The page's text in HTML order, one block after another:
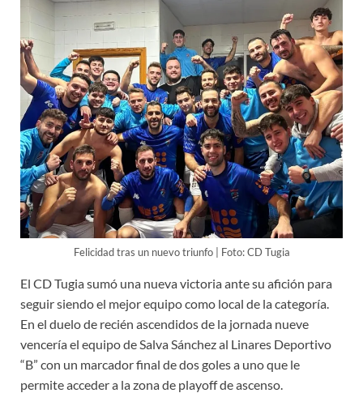
Felicidad tras un nuevo triunfo | Foto: CD Tugia
El CD Tugia sumó una nueva victoria ante su afición para
seguir siendo el mejor equipo como local de la categoría.
En el duelo de recién ascendidos de la jornada nueve
vencería el equipo de Salva Sánchez al Linares Deportivo
“B” con un marcador final de dos goles a uno que le
permite acceder a la zona de playoff de ascenso.